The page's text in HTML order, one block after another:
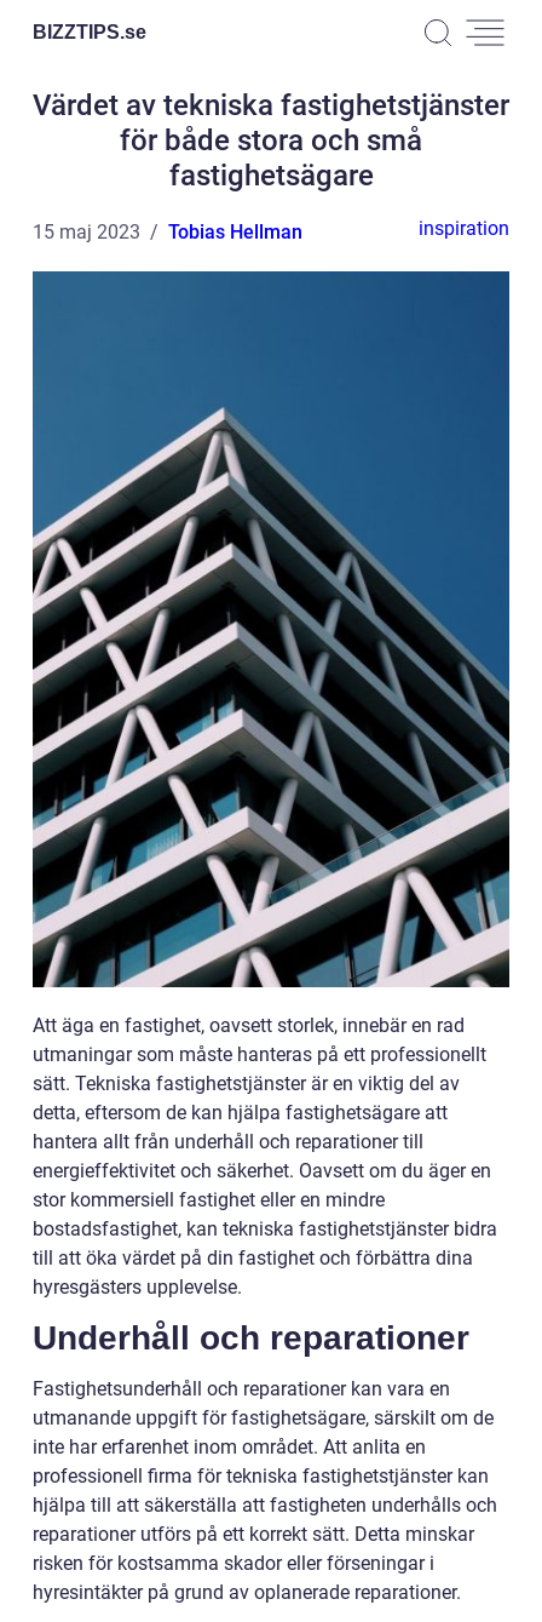
BIZZTIPS.se
Värdet av tekniska fastighetstjänster
för både stora och små
fastighetsägare
15 maj 2023 Tobias Hellman inspiration
Att äga en fastighet, oavsett storlek, innebär en rad
utmaningar som måste hanteras på ett professionellt
sätt. Tekniska fastighetstjänster är en viktig del av
detta, eftersom de kan hjälpa fastighetsägare att
hantera allt från underhåll och reparationer till
energieffektivitet och säkerhet. Oavsett om du äger en
stor kommersiell fastighet eller en mindre
bostadsfastighet, kan tekniska fastighetstjänster bidra
till att öka värdet på din fastighet och förbättra dina
hyresgästers upplevelse.
Underhåll och reparationer
Fastighetsunderhåll och reparationer kan vara en
utmanande uppgift för fastighetsägare, särskilt om de
inte har erfarenhet inom området. Att anlita en
professionell firma för tekniska fastighetstjänster kan
hjälpa till att säkerställa att fastigheten underhålls och
reparationer utförs på ett korrekt sätt. Detta minskar
risken för kostsamma skador eller förseningar i
hyresintäkter på grund av oplanerade reparationer.